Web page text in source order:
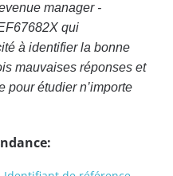
manager -
qui
à identifier la bonne
mauvaises réponses et
pour étudier n’importe